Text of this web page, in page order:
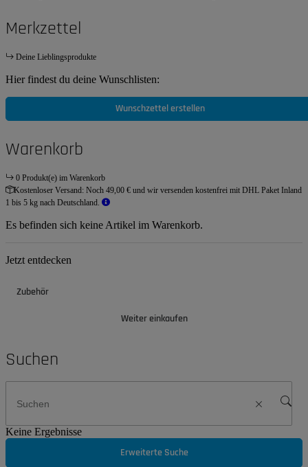
Merkzettel
Deine Lieblingsprodukte
Hier findest du deine Wunschlisten:
Wunschzettel erstellen
Warenkorb
0 Produkt(e) im Warenkorb
Kostenloser Versand: Noch 49,00 € und wir versenden kostenfrei mit DHL Paket Inland
1 bis 5 kg nach Deutschland.
Es befinden sich keine Artikel im Warenkorb.
Jetzt entdecken
Zubehör
Weiter einkaufen
Suchen
Keine Ergebnisse
Erweiterte Suche